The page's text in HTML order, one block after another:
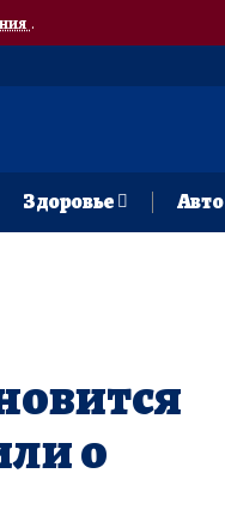
.
Здоровье Авто
о